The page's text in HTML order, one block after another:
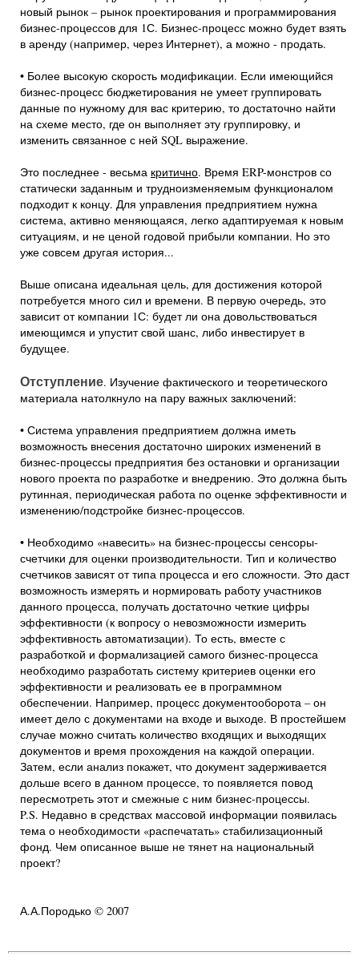
новый рынок – рынок проектирования и программирования
бизнес-процессов для 1С. Бизнес-процесс можно будет взять
в аренду (например, через Интернет), а можно - продать.
• Более высокую скорость модификации. Если имеющийся
бизнес-процесс бюджетирования не умеет группировать
данные по нужному для вас критерию, то достаточно найти
на схеме место, где он выполняет эту группировку, и
изменить связанное с ней SQL выражение.
Это последнее - весьма критично. Время ERP-монстров со
статически заданным и трудноизменяемым функционалом
подходит к концу. Для управления предприятием нужна
система, активно меняющаяся, легко адаптируемая к новым
ситуациям, и не ценой годовой прибыли компании. Но это
уже совсем другая история...
Выше описана идеальная цель, для достижения которой
потребуется много сил и времени. В первую очередь, это
зависит от компании 1С: будет ли она довольствоваться
имеющимся и упустит свой шанс, либо инвестирует в
будущее.
Отступление. Изучение фактического и теоретического
материала натолкнуло на пару важных заключений:
• Система управления предприятием должна иметь
возможность внесения достаточно широких изменений в
бизнес-процессы предприятия без остановки и организации
нового проекта по разработке и внедрению. Это должна быть
рутинная, периодическая работа по оценке эффективности и
изменению/подстройке бизнес-процессов.
• Необходимо «навесить» на бизнес-процессы сенсоры-
счетчики для оценки производительности. Тип и количество
счетчиков зависят от типа процесса и его сложности. Это даст
возможность измерять и нормировать работу участников
данного процесса, получать достаточно четкие цифры
эффективности (к вопросу о невозможности измерить
эффективность автоматизации). То есть, вместе с
разработкой и формализацией самого бизнес-процесса
необходимо разработать систему критериев оценки его
эффективности и реализовать ее в программном
обеспечении. Например, процесс документооборота – он
имеет дело с документами на входе и выходе. В простейшем
случае можно считать количество входящих и выходящих
документов и время прохождения на каждой операции.
Затем, если анализ покажет, что документ задерживается
дольше всего в данном процессе, то появляется повод
пересмотреть этот и смежные с ним бизнес-процессы.
P.S. Недавно в средствах массовой информации появилась
тема о необходимости «распечатать» стабилизационный
фонд. Чем описанное выше не тянет на национальный
проект?
А.А.Породько © 2007